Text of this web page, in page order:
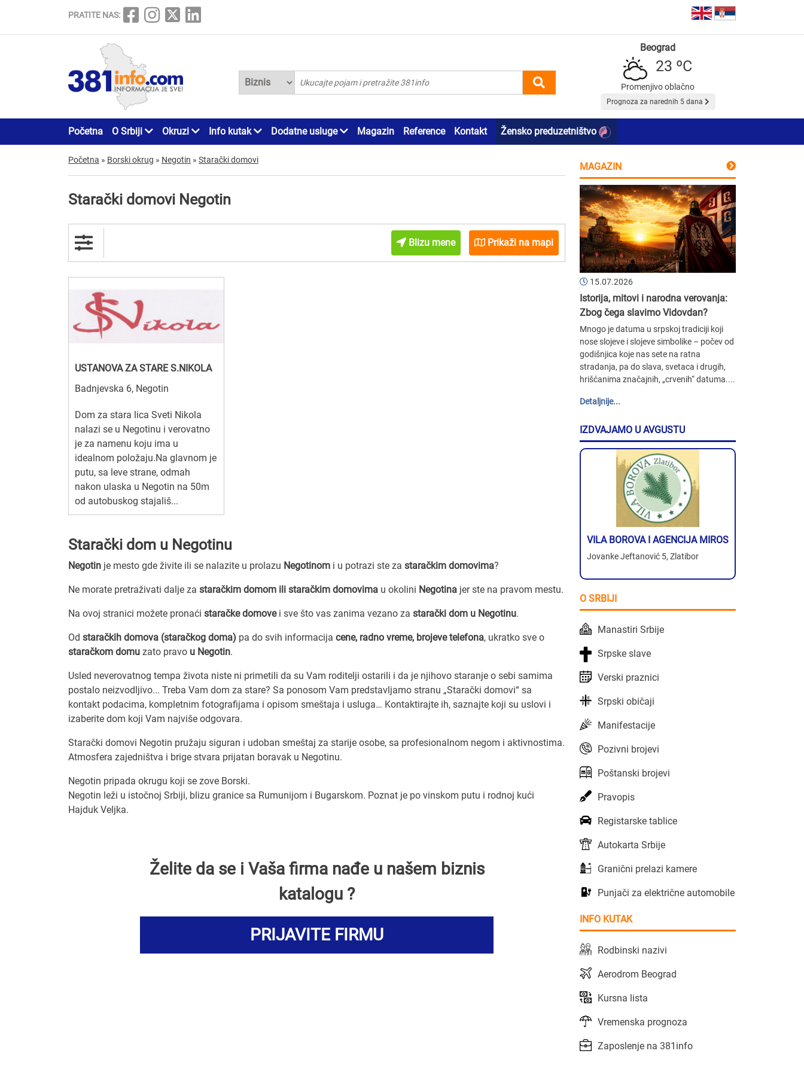
PRATITE NAS:
Beograd
23 ºC
Promenjivo oblačno
Prognoza za narednih 5 dana
Početna O Srbiji Okruzi Info kutak Dodatne usluge Magazin Reference Kontakt Žensko preduzetništvo
Početna » Borski okrug » Negotin » Starački domovi
Starački domovi Negotin
Blizu mene Prikaži na mapi
USTANOVA ZA STARE S.NIKOLA
Badnjevska 6, Negotin
Dom za stara lica Sveti Nikola
nalazi se u Negotinu i verovatno
je za namenu koju ima u
idealnom položaju.Na glavnom je
putu, sa leve strane, odmah
nakon ulaska u Negotin na 50m
od autobuskog stajališ...
Starački dom u Negotinu
Negotin je mesto gde živite ili se nalazite u prolazu Negotinom i u potrazi ste za staračkim domovima?
Ne morate pretraživati dalje za staračkim domom ili staračkim domovima u okolini Negotina jer ste na pravom mestu.
Na ovoj stranici možete pronaći staračke domovei sve što vas zanima vezano za starački dom u Negotinu.
Od staračkih domova (staračkog doma) pa do svih informacija cene, radno vreme, brojeve telefona, ukratko sve o
staračkom domu zato pravo u Negotin.
Usled neverovatnog tempa života niste ni primetili da su Vam roditelji ostarili i da je njihovo staranje o sebi samima
postalo neizvodljivo... Treba Vam dom za stare? Sa ponosom Vam predstavljamo stranu „Starački domovi“ sa
kontakt podacima, kompletnim fotografijama i opisom smeštaja i usluga… Kontaktirajte ih, saznajte koji su uslovi i
izaberite dom koji Vam najviše odgovara.
Starački domovi Negotin pružaju siguran i udoban smeštaj za starije osobe, sa profesionalnom negom i aktivnostima.
Atmosfera zajedništva i brige stvara prijatan boravak u Negotinu.
Negotin pripada okrugu koji se zove Borski.
Negotin leži u istočnoj Srbiji, blizu granice sa Rumunijom i Bugarskom. Poznat je po vinskom putu i rodnoj kući
Hajduk Veljka.
Želite da se i Vaša firma nađe u našem biznis
katalogu ?
PRIJAVITE FIRMU
MAGAZIN
15.07.2026
Istorija, mitovi i narodna verovanja:
Zbog čega slavimo Vidovdan?
Mnogo je datuma u srpskoj tradiciji koji
nose slojeve i slojeve simbolike – počev od
godišnjica koje nas sete na ratna
stradanja, pa do slava, svetaca i drugih,
hrišćanima značajnih, „crvenih“ datuma....
Detaljnije...
IZDVAJAMO U AVGUSTU
VILA BOROVA I AGENCIJA MIROS
Jovanke Jeftanović 5, Zlatibor
O SRBIJI
Manastiri Srbije
Srpske slave
Verski praznici
Srpski običaji
Manifestacije
Pozivni brojevi
Poštanski brojevi
Pravopis
Registarske tablice
Autokarta Srbije
Granični prelazi kamere
Punjači za električne automobile
INFO KUTAK
Rodbinski nazivi
Aerodrom Beograd
Kursna lista
Vremenska prognoza
Zaposlenje na 381info